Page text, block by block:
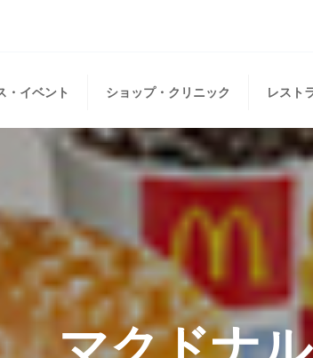
・イベント ショップ・クリニック レスト